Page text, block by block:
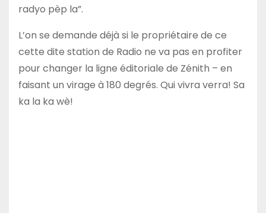
radyo pèp la”.
L’on se demande déjà si le propriétaire de ce
cette dite station de Radio ne va pas en profiter
pour changer la ligne éditoriale de Zénith – en
faisant un virage à 180 degrés. Qui vivra verra! Sa
ka la ka wè!